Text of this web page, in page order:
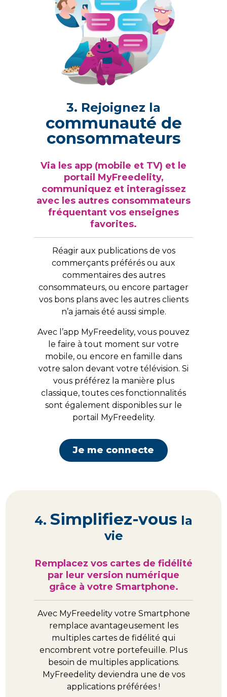
3. Rejoignez la
communauté de
consommateurs
Via les app (mobile et TV) et le
portail MyFreedelity,
communiquez et interagissez
avec les autres consommateurs
fréquentant vos enseignes
favorites.
Réagir aux publications de vos
commerçants préférés ou aux
commentaires des autres
consommateurs, ou encore partager
vos bons plans avec les autres clients
n’a jamais été aussi simple.
Avec l’app MyFreedelity, vous pouvez
le faire à tout moment sur votre
mobile, ou encore en famille dans
votre salon devant votre télévision. Si
vous préférez la manière plus
classique, toutes ces fonctionnalités
sont également disponibles sur le
portail MyFreedelity.
Je me connecte
4. Simplifiez-vous la
vie
Remplacez vos cartes de fidélité
par leur version numérique
grâce à votre Smartphone.
Avec MyFreedelity votre Smartphone
remplace avantageusement les
multiples cartes de fidélité qui
encombrent votre portefeuille. Plus
besoin de multiples applications.
MyFreedelity deviendra une de vos
applications préférées !